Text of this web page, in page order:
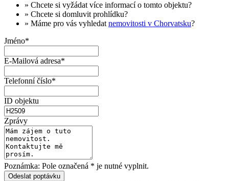
» Chcete si vyžádat více informacío tomto objektu?
» Chcete si domluvit prohlídku?
» Máme pro vás vyhledat nemovitosti v Chorvatsku?
Jméno*
E-Mailová adresa*
Telefonní číslo*
ID objektu
Zprávy
Poznámka: Pole označená * je nutné vyplnit.